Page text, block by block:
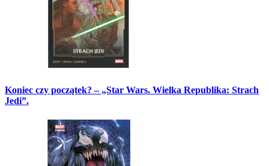
Koniec czy początek? – „Star Wars. Wielka Republika: Strach
Jedi”.